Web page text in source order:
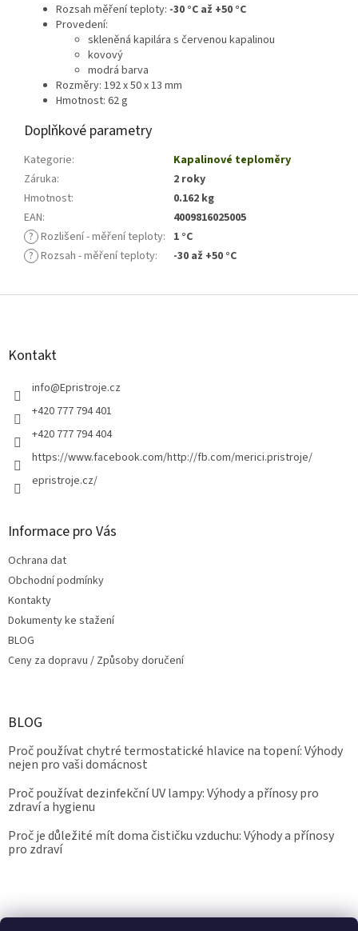
Rozsah měření teploty: -30 °C až +50 °C
Provedení:
skleněná kapilára s červenou kapalinou
kovový
modrá barva
Rozměry: 192 x 50 x 13 mm
Hmotnost: 62 g
Doplňkové parametry
Kategorie:
Kapalinové teploměry
Záruka:
2 roky
Hmotnost:
0.162 kg
EAN:
4009816025005
? Rozlišení - měření teploty: 1 °C
? Rozsah - měření teploty: -30 až +50 °C
Z
Kontakt
info@Epristroje.cz
+420 777 794 401
+420 777 794 404
https://www.facebook.com/http://fb.com/merici.pristroje/
epristroje.cz/
Informace pro Vás
Ochrana dat
Obchodní podmínky
Kontakty
Dokumenty ke stažení
BLOG
Ceny za dopravu / Způsoby doručení
BLOG
Proč používat chytré termostatické hlavice na topení: Výhody
nejen pro vaši domácnost
Proč používat dezinfekční UV lampy: Výhody a přínosy pro
zdraví a hygienu
Proč je důležité mít doma čističku vzduchu: Výhody a přínosy
pro zdraví